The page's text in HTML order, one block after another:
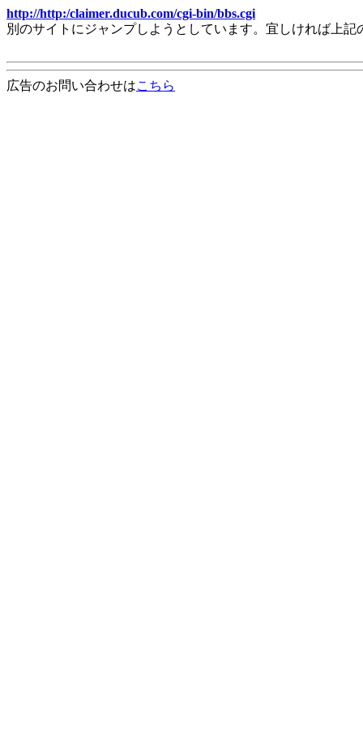
http://http:/claimer.ducub.com/cgi-bin/bbs.cgi
別のサイトにジャンプしようとしています。宜しければ上
広告のお問い合わせはこちら